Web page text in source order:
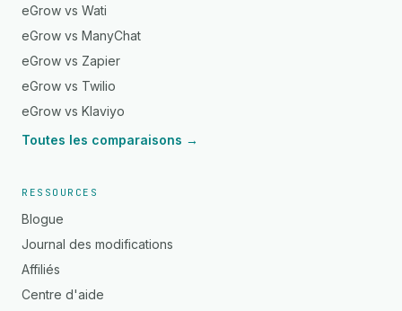
eGrow vs Wati
eGrow vs ManyChat
eGrow vs Zapier
eGrow vs Twilio
eGrow vs Klaviyo
Toutes les comparaisons →
RESSOURCES
Blogue
Journal des modifications
Affiliés
Centre d'aide